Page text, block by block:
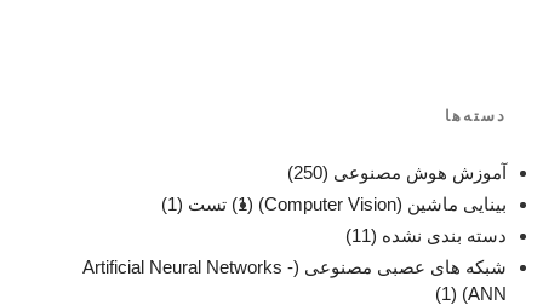
دسته‌ها
آموزش هوش مصنوعی (250)
بینایی ماشین (Computer Vision)
(1) تست (1)
دسته بندی نشده (11)
شبکه های عصبی مصنوعی (Artificial Neural Networks -
ANN)
(1)